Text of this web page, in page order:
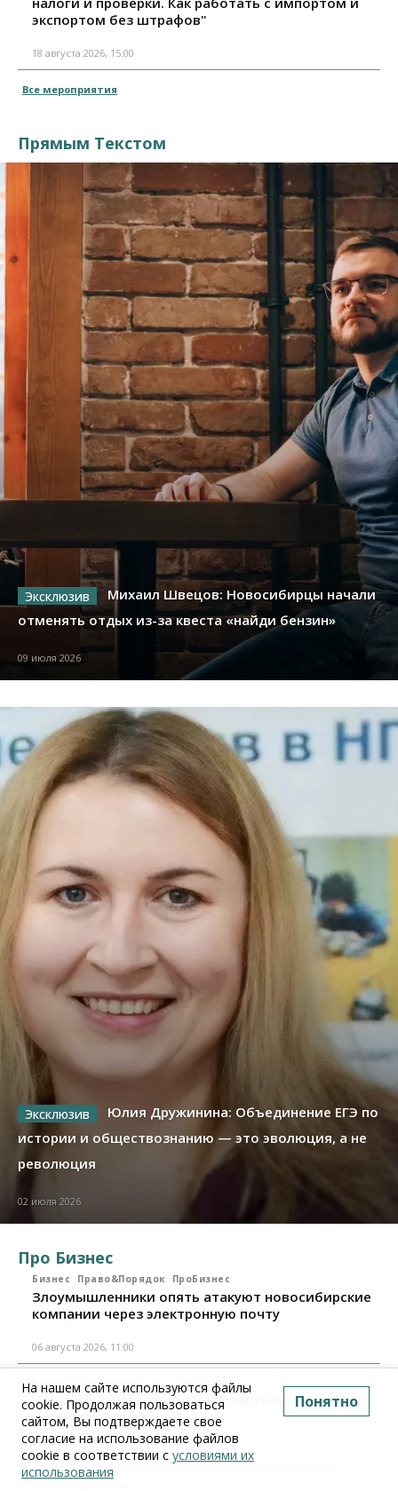
экспортом без штрафов"
18 августа 2026, 15:00
Все мероприятия
Прямым Текстом
Михаил Швецов: Новосибирцы начали
отменять отдых из-за квеста «найди бензин»
09 июля 2026
Юлия Дружинина: Объединение ЕГЭ по
истории и обществознанию — это эволюция, а не
революция
02 июля 2026
Про Бизнес
Бизнес Право&Порядок ПроБизнес
Злоумышленники опять атакуют новосибирские
компании через электронную почту
06 августа 2026, 11:00
ПроБизнес
Новосибирские грузоперевозчики переходят на
цифровые накладные
28 июля 2026, 11:00
На нашем сайте используются файлы
cookie. Продолжая пользоваться
сайтом, Вы подтверждаете свое
согласие на использование файлов
cookie в соответствии с условиями их
использования
Понятно